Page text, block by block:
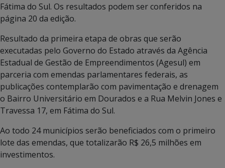
Fátima do Sul. Os resultados podem ser conferidos na
página 20 da edição.
Resultado da primeira etapa de obras que serão
executadas pelo Governo do Estado através da Agência
Estadual de Gestão de Empreendimentos (Agesul) em
parceria com emendas parlamentares federais, as
publicações contemplarão com pavimentação e drenagem
o Bairro Universitário em Dourados e a Rua Melvin Jones e
Travessa 17, em Fátima do Sul.
Ao todo 24 municípios serão beneficiados com o primeiro
lote das emendas, que totalizarão R$ 26,5 milhões em
investimentos.